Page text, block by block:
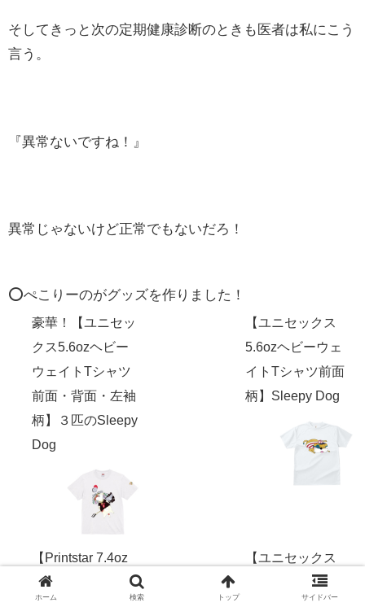
そしてきっと次の定期健康診断のときも医者は私にこう
言う。
『異常ないですね！』
異常じゃないけど正常でもないだろ！
⭕️ぺこりーのがグッズを作りました！
豪華！【ユニセッ
クス5.6ozヘビー
ウェイトTシャツ
前面・背面・左袖
柄】３匹のSleepy
Dog
【ユニセックス
5.6ozヘビーウェ
イトTシャツ前面
柄】Sleepy Dog
【Printstar 7.4oz
スーパーヘビービ
【ユニセックス
5.6ozヘビーウェ
ホーム 検索 トップ サイドバー